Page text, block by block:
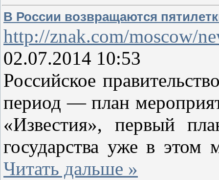
В России возвращаются
http://znak.com/moscow/
02.07.2014 10:53
Российское
период — план
«Известия», первый
государства уже в
Читать дальше »